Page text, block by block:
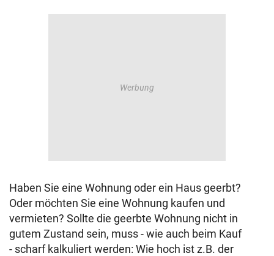
Haben Sie eine Wohnung oder ein Haus geerbt?
Oder möchten Sie eine Wohnung kaufen und
vermieten? Sollte die geerbte Wohnung nicht in
gutem Zustand sein, muss - wie auch beim Kauf
- scharf kalkuliert werden: Wie hoch ist z.B. der